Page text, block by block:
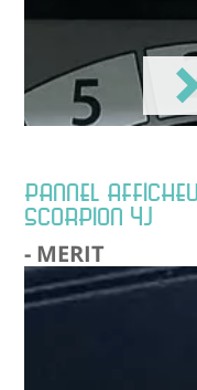
PANNEL
SCORPION 4J
- MERIT